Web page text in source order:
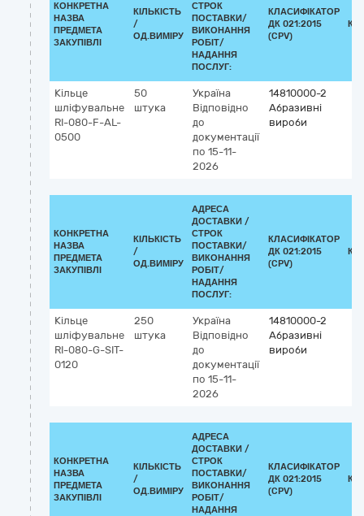
КОНКРЕТНА
НАЗВА
ПРЕДМЕТА
ЗАКУПІВЛІ
КІЛЬКІСТЬ
/
ОД.ВИМІРУ
СТРОК
ПОСТАВКИ/
ВИКОНАННЯ
РОБІТ/
НАДАННЯ
ПОСЛУГ:
КЛАСИФІКАТОР
ДК 021:2015
(CPV)
Кільце
шліфувальне
RI-080-F-AL-
0500
50
штука
Україна
Відповідно
до
документації
по 15-11-
2026
14810000-2
Абразивні
вироби
КОНКРЕТНА
НАЗВА
ПРЕДМЕТА
ЗАКУПІВЛІ
КІЛЬКІСТЬ
/
ОД.ВИМІРУ
АДРЕСА
ДОСТАВКИ /
СТРОК
ПОСТАВКИ/
ВИКОНАННЯ
РОБІТ/
НАДАННЯ
ПОСЛУГ:
КЛАСИФІКАТОР
ДК 021:2015
(CPV)
Кільце
шліфувальне
RI-080-G-SIT-
0120
250
штука
Україна
Відповідно
до
документації
по 15-11-
2026
14810000-2
Абразивні
вироби
КОНКРЕТНА
НАЗВА
ПРЕДМЕТА
ЗАКУПІВЛІ
КІЛЬКІСТЬ
/
ОД.ВИМІРУ
АДРЕСА
ДОСТАВКИ /
СТРОК
ПОСТАВКИ/
ВИКОНАННЯ
РОБІТ/
НАДАННЯ
КЛАСИФІКАТОР
ДК 021:2015
(CPV)